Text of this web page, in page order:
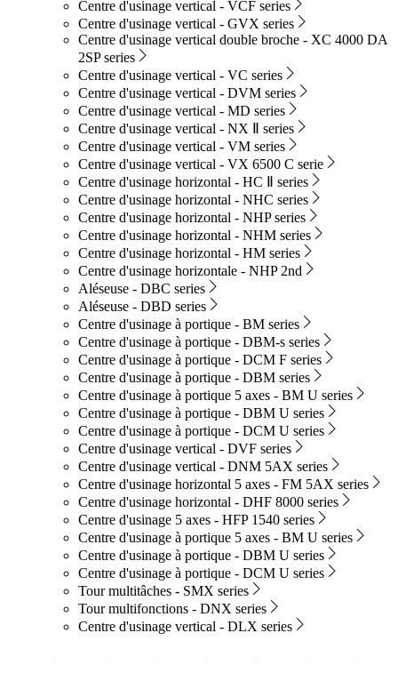
Centre d'usinage vertical - VCF series
Centre d'usinage vertical - GVX series
Centre d'usinage vertical double broche - XC 4000 DA
2SP series
Centre d'usinage vertical - VC series
Centre d'usinage vertical - DVM series
Centre d'usinage vertical - MD series
Centre d'usinage vertical - NX Ⅱ series
Centre d'usinage vertical - VM series
Centre d'usinage vertical - VX 6500 C serie
Centre d'usinage horizontal - HC Ⅱ series
Centre d'usinage horizontal - NHC series
Centre d'usinage horizontal - NHP series
Centre d'usinage horizontal - NHM series
Centre d'usinage horizontal - HM series
Centre d'usinage horizontale - NHP 2nd
Aléseuse - DBC series
Aléseuse - DBD series
Centre d'usinage à portique - BM series
Centre d'usinage à portique - DBM-s series
Centre d'usinage à portique - DCM F series
Centre d'usinage à portique - DBM series
Centre d'usinage à portique 5 axes - BM U series
Centre d'usinage à portique - DBM U series
Centre d'usinage à portique - DCM U series
Centre d'usinage vertical - DVF series
Centre d'usinage vertical - DNM 5AX series
Centre d'usinage horizontal 5 axes - FM 5AX series
Centre d'usinage horizontal - DHF 8000 series
Centre d'usinage 5 axes - HFP 1540 series
Centre d'usinage à portique 5 axes - BM U series
Centre d'usinage à portique - DBM U series
Centre d'usinage à portique - DCM U series
Tour multitâches - SMX series
Tour multifonctions - DNX series
Centre d'usinage vertical - DLX series